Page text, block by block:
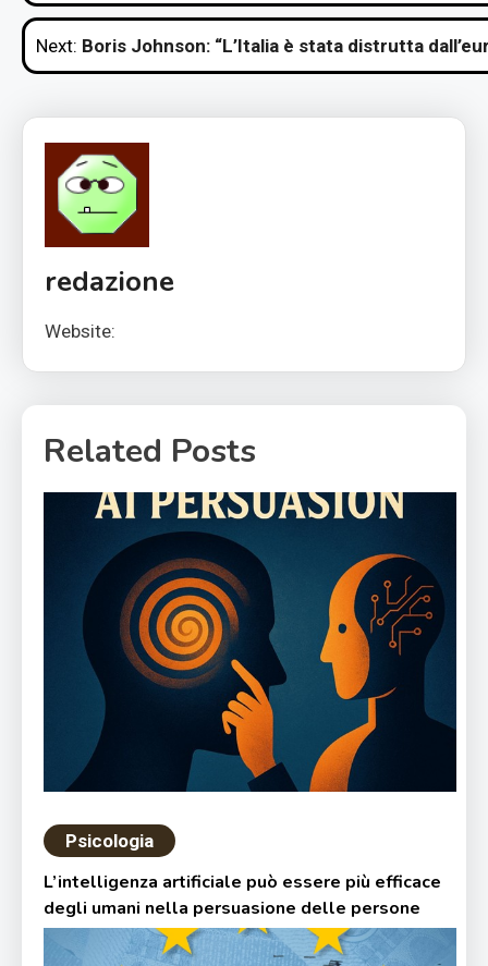
articoli
Next: Boris Johnson: “L’Italia è stata distrutta
redazione
Website:
Related Posts
Psicologia
L’intelligenza artificiale può essere più efficace
degli umani nella persuasione delle persone